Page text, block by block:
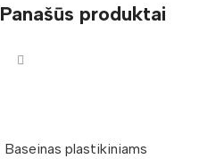
Panašūs produktai
Baseinas plastikiniams